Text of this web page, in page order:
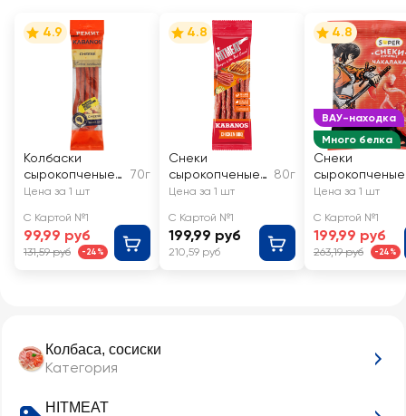
Колбаса, сосиски
Категория
HITMEAT
4.9
Колбаски
сырокопченые
РЕМИТ Kabanos
70г
Цена за 1 шт
С Картой №1
99,99 руб
131,59 руб -24%
4.8
Снеки
сырокопченые
HITMEAT
Chicken BBQ
80г
Цена за 1 шт
С Картой №1
199,99 руб
210,59 руб
ВАУ-находка
Много белка
4.8
Снеки
сырокопченые
SUPER
курицы
Цена за 1 шт
С Картой №1
199,99 руб
263,19 руб -24%